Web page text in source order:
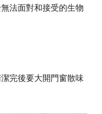
法面對和接受的生物
完後要大開門窗散味